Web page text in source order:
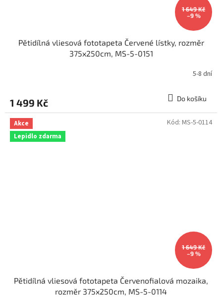
1 649 Kč
–9 %
Pětidílná vliesová fototapeta Červené lístky, rozměr
375x250cm, MS-5-0151
5-8 dní
1 499 Kč Do košíku
Akce
Lepidlo zdarma
1 649 Kč
–9 %
Pětidílná vliesová fototapeta Červenofialová mozaika,
rozměr 375x250cm, MS-5-0114
Kód: MS-5-0114